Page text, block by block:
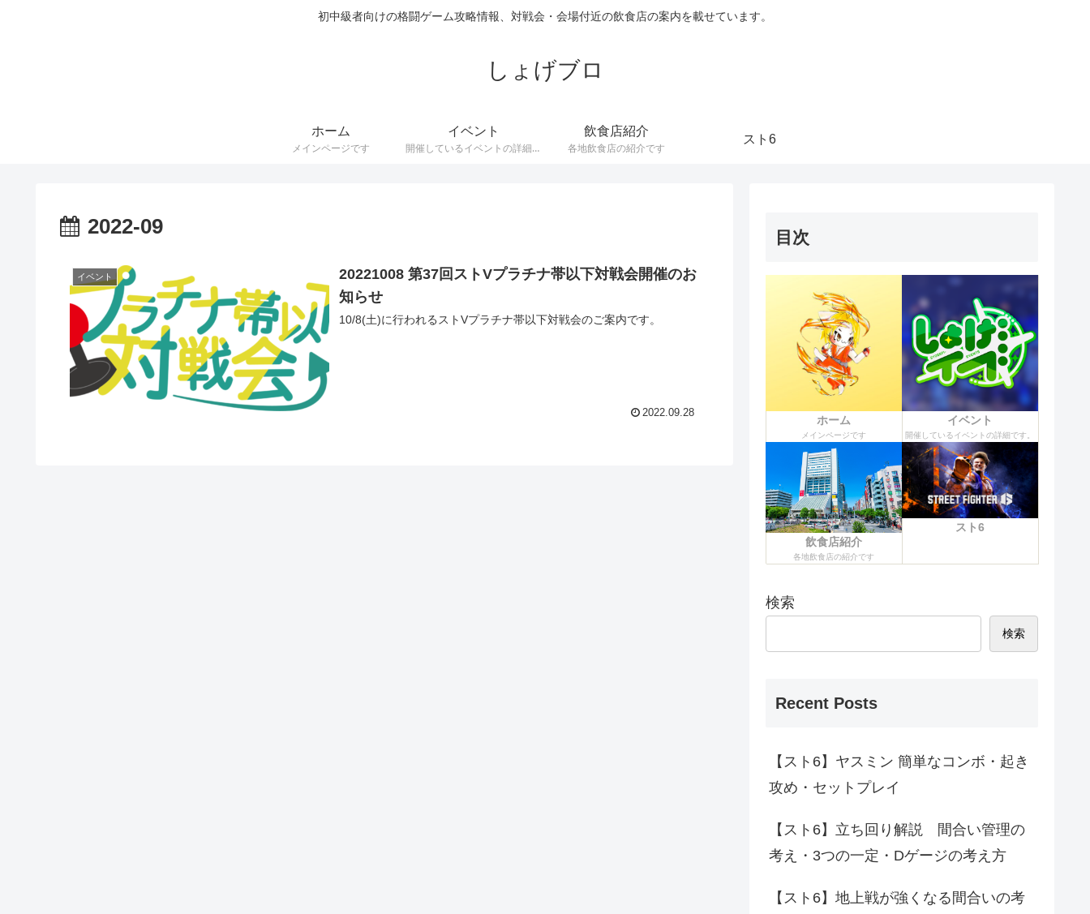
初中級者向けの格闘ゲーム攻略情報、対戦会・会場付近の飲食店の案内を載せています。
しょげブロ
ホーム
メインページです
イベント
開催しているイベントの詳細で
飲食店紹介
各地飲食店の紹介です
スト6
2022-09
イベント
20221008 第37回ストVプラチナ帯以下対戦会開催のお
知らせ
10/8(土)に行われるストVプラチナ帯以下対戦会のご案内です。
2022.09.28
目次
ホーム
メインページです
イベント
開催しているイベントの詳細です。
飲食店紹介
各地飲食店の紹介です
スト6
検索
検索
Recent Posts
【スト6】ヤスミン 簡単なコンボ・起き
攻め・セットプレイ
【スト6】立ち回り解説 間合い管理の
考え・3つの一定・Dゲージの考え方
【スト6】地上戦が強くなる間合いの考